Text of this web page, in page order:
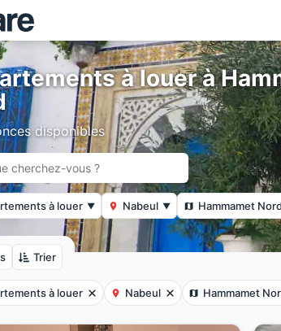
à louer à
disponibles
à louer ▼ Nabeul ▼ Hammamet Nord
Trier
à louer Nabeul Hammamet